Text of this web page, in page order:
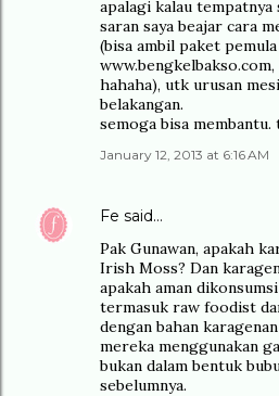
apalagi kalau tempatnya
saran saya beajar cara
(bisa ambil paket
hahaha), utk urusan
belakangan.
semoga bisa membantu.
January 12, 2013 at 6:16 AM
Fe said…
Pak Gunawan, apakah
Irish Moss? Dan
apakah aman
termasuk raw foodist
dengan bahan
mereka menggunakan
bukan dalam bentuk
sebelumnya.